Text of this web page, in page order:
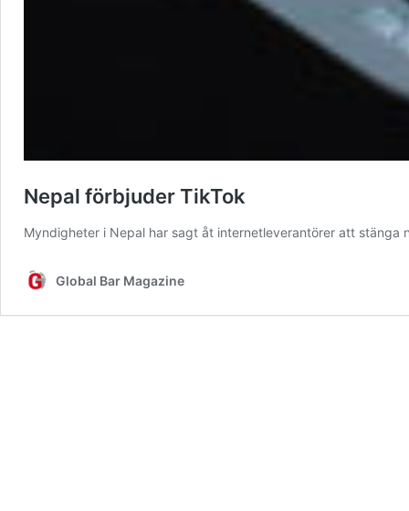
Nepal förbjuder TikTok
Myndigheter i Nepal har sagt åt internetleverantörer att stänga
Global Bar Magazine